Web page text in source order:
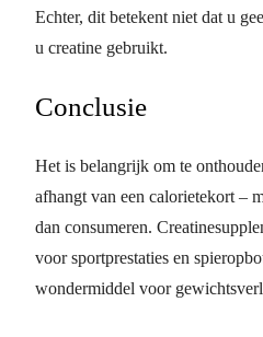
Echter, dit betekent niet dat u
u creatine gebruikt.
Conclusie
Het is belangrijk om te
afhangt van een calorietekort –
dan consumeren.
voor sportprestaties en
wondermiddel voor